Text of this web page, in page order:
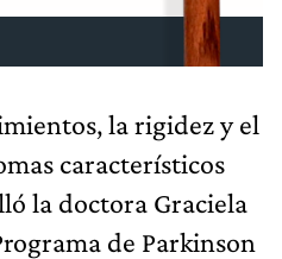
la rigidez y el
característicos
la doctora Graciela
de Parkinson